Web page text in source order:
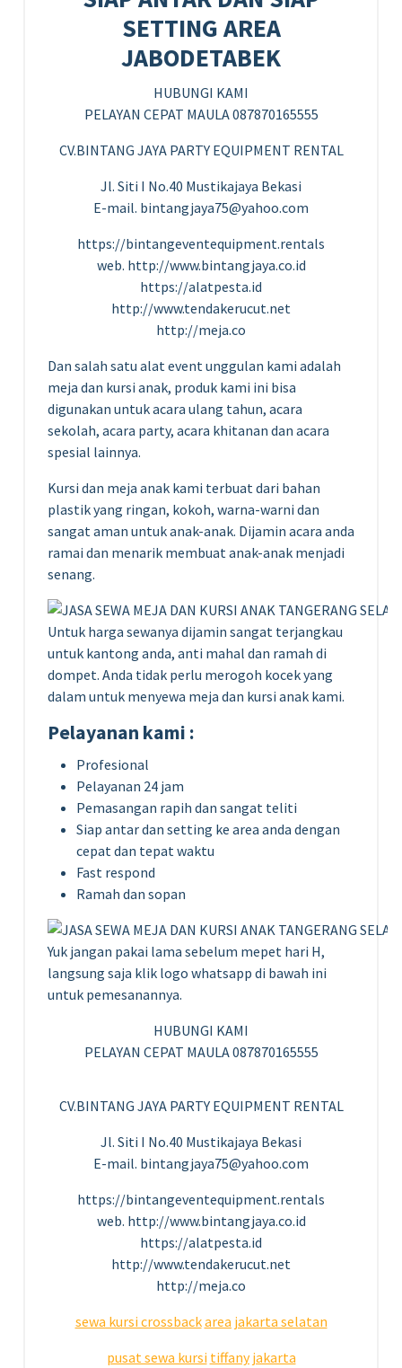
SETTING AREA
JABODETABEK
HUBUNGI KAMI
PELAYAN CEPAT MAULA 087870165555
CV.BINTANG JAYA PARTY EQUIPMENT RENTAL
Jl. Siti I No.40 Mustikajaya Bekasi
E-mail. bintangjaya75@yahoo.com
https://bintangeventequipment.rentals
web. http://www.bintangjaya.co.id
https://alatpesta.id
http://www.tendakerucut.net
http://meja.co
Dan salah satu alat event unggulan kami adalah
meja dan kursi anak, produk kami ini bisa
digunakan untuk acara ulang tahun, acara
sekolah, acara party, acara khitanan dan acara
spesial lainnya.
Kursi dan meja anak kami terbuat dari bahan
plastik yang ringan, kokoh, warna-warni dan
sangat aman untuk anak-anak. Dijamin acara anda
ramai dan menarik membuat anak-anak menjadi
senang.
Untuk harga sewanya dijamin sangat terjangkau
untuk kantong anda, anti mahal dan ramah di
dompet. Anda tidak perlu merogoh kocek yang
dalam untuk menyewa meja dan kursi anak kami.
Pelayanan kami :
Profesional
Pelayanan 24 jam
Pemasangan rapih dan sangat teliti
Siap antar dan setting ke area anda dengan
cepat dan tepat waktu
Fast respond
Ramah dan sopan
Yuk jangan pakai lama sebelum mepet hari H,
langsung saja klik logo whatsapp di bawah ini
untuk pemesanannya.
HUBUNGI KAMI
PELAYAN CEPAT MAULA 087870165555
CV.BINTANG JAYA PARTY EQUIPMENT RENTAL
Jl. Siti I No.40 Mustikajaya Bekasi
E-mail. bintangjaya75@yahoo.com
https://bintangeventequipment.rentals
web. http://www.bintangjaya.co.id
https://alatpesta.id
http://www.tendakerucut.net
http://meja.co
sewa kursi crossbackarea jakarta selatan
pusat sewa kursi tiffany jakarta